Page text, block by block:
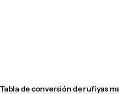
Tabla de conversión de rufiyas